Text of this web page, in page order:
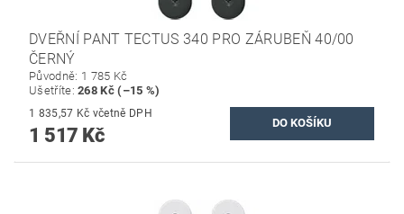
DVEŘNÍ PANT TECTUS 340 PRO ZÁRUBEŇ 40/00
ČERNÝ
Původně: 1 785 Kč
Ušetříte:268 Kč (–15 %)
1 835,57 Kč včetně DPH
1 517 Kč